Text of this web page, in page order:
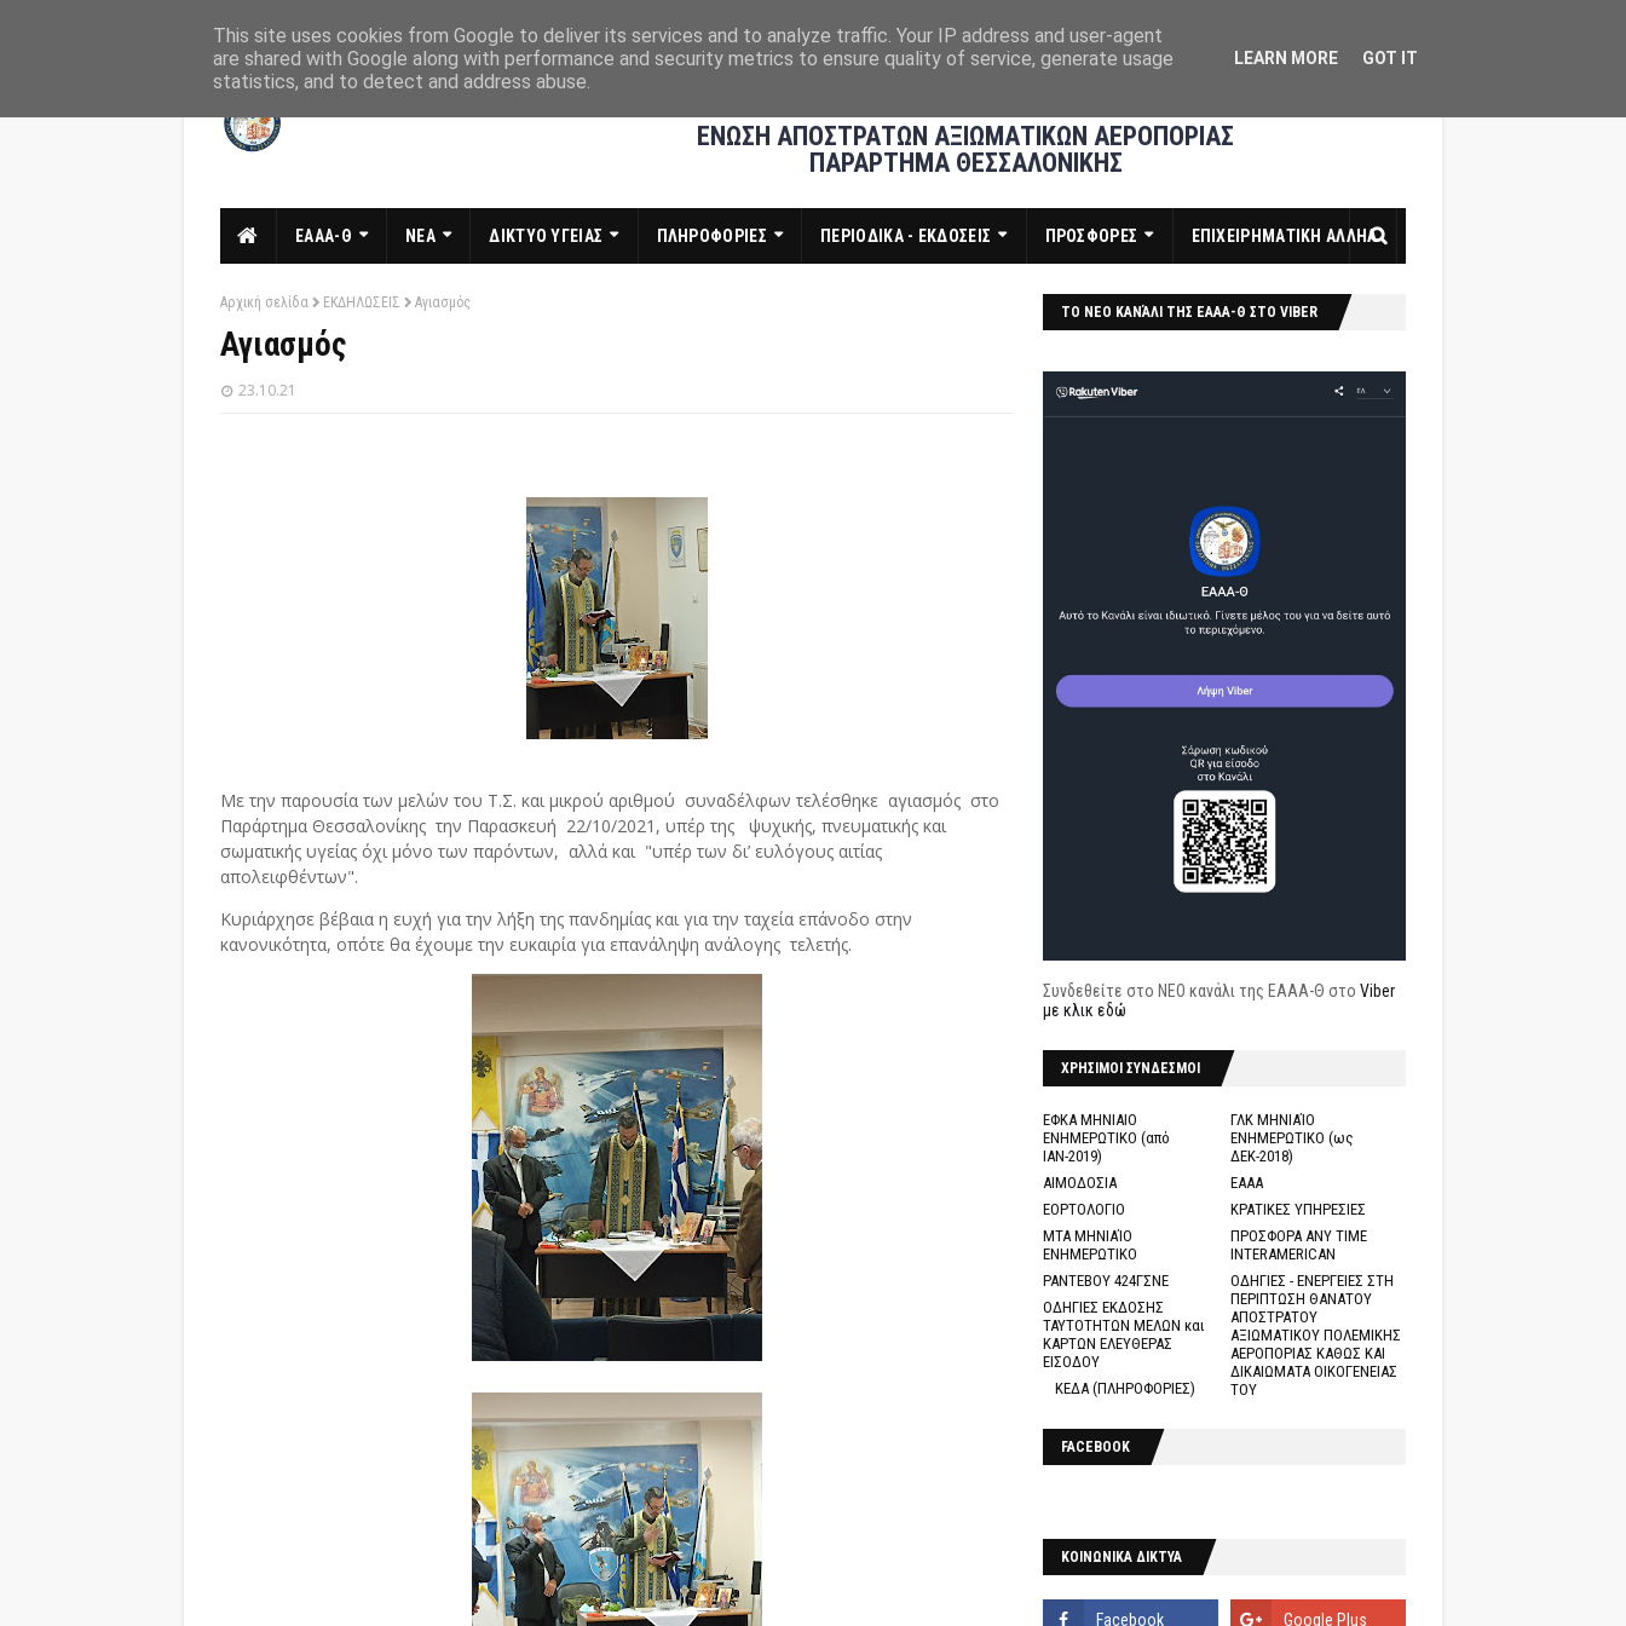
ΕΝΩΣΗ ΑΠΟΣΤΡΑΤΩΝ ΑΞΙΩΜΑΤΙΚΩΝ ΑΕΡΟΠΟΡΙΑΣ
ΠΑΡΑΡΤΗΜΑ ΘΕΣΣΑΛΟΝΙΚΗΣ
ΕΑΑΑ-Θ ΝΕΑ ΔΙΚΤΥΟ ΥΓΕΙΑΣ ΠΛΗΡΟΦΟΡΙΕΣ ΠΕΡΙΟΔΙΚΑ - ΕΚΔΟΣΕΙΣ ΠΡΟΣΦΟΡΕΣ ΕΠΙΧΕΙΡΗΜΑΤΙΚΗ ΑΛΛΗΛ
Αρχική σελίδα ΕΚΔΗΛΩΣΕΙΣ Αγιασμός
Αγιασμός
23.10.21
Με την παρουσία των μελών του Τ.Σ. και μικρού αριθμού συναδέλφων τελέσθηκε αγιασμός στο
Παράρτημα Θεσσαλονίκης την Παρασκευή 22/10/2021, υπέρ της ψυχικής, πνευματικής και
σωματικής υγείας όχι μόνο των παρόντων, αλλά και "υπέρ των δι’ ευλόγους αιτίας
απολειφθέντων".
Κυριάρχησε βέβαια η ευχή για την λήξη της πανδημίας και για την ταχεία επάνοδο στην
κανονικότητα, οπότε θα έχουμε την ευκαιρία για επανάληψη ανάλογης τελετής.
ΤΟ ΝΕΟ ΚΑΝΆΛΙ ΤΗΣ ΕΑΑΑ-Θ ΣΤΟ VIBER
Συνδεθείτε στο ΝΕΟ κανάλι της ΕΑΑΑ-Θ στο Viber
με κλικ εδώ
ΧΡΗΣΙΜΟΙ ΣΥΝΔΕΣΜΟΙ
ΕΦΚΑ ΜΗΝΙΑΙΟ
ΕΝΗΜΕΡΩΤΙΚΟ (από
ΙΑΝ-2019)
ΓΛΚ ΜΗΝΙΑΊΟ
ΕΝΗΜΕΡΩΤΙΚΟ (ως
ΔΕΚ-2018)
ΑΙΜΟΔΟΣΙΑ
ΕΑΑΑ
ΕΟΡΤΟΛΟΓΙΟ
ΚΡΑΤΙΚΕΣ ΥΠΗΡΕΣΙΕΣ
ΜΤΑ ΜΗΝΙΑΊΟ
ΕΝΗΜΕΡΩΤΙΚΟ
ΠΡΟΣΦΟΡΑ ANY TIME
INTERAMERICAN
ΡΑΝΤΕΒΟΥ 424ΓΣΝΕ
ΟΔΗΓΙΕΣ - ΕΝΕΡΓΕΙΕΣ ΣΤΗ
ΠΕΡΙΠΤΩΣΗ ΘΑΝΑΤΟΥ
ΑΠΟΣΤΡΑΤΟΥ
ΑΞΙΩΜΑΤΙΚΟΥ ΠΟΛΕΜΙΚΗΣ
ΑΕΡΟΠΟΡΙΑΣ ΚΑΘΩΣ ΚΑΙ
ΔΙΚΑΙΩΜΑΤΑ ΟΙΚΟΓΕΝΕΙΑΣ
ΤΟΥ
ΟΔΗΓΙΕΣ ΕΚΔΟΣΗΣ
ΤΑΥΤΟΤΗΤΩΝ ΜΕΛΩΝ και
ΚΑΡΤΩΝ ΕΛΕΥΘΕΡΑΣ
ΕΙΣΟΔΟΥ
ΚΕΔΑ (ΠΛΗΡΟΦΟΡΙΕΣ)
FACEBOOK
ΚΟΙΝΩΝΙΚΑ ΔΙΚΤΥΑ
This site uses cookies from Google to deliver its services and to analyze traffic. Your IP address and user-agent
are shared with Google along with performance and security metrics to ensure quality of service, generate usage
statistics, and to detect and address abuse.
LEARN MORE GOT IT